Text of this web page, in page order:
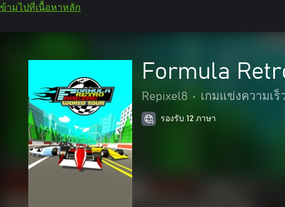
ข้ามไปที่เนื้อหาหลัก
Formula
Repixel8 • เกมแข่งความเ
รองรับ 12 ภาษา